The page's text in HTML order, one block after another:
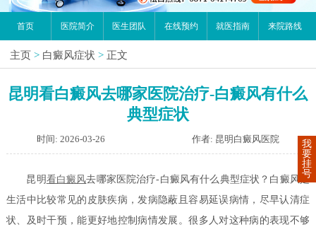
首页 医院简介 医生团队 在线预约 就医指南 来院路线
主页 > 白癜风症状 > 正文
昆明看白癜风去哪家医院治疗-白癜风有什么
典型症状
时间: 2026-03-26 作者: 昆明白癜风医院
昆明看白癜风去哪家医院治疗-白癜风有什么典型症状？白癜风是
生活中比较常见的皮肤疾病，发病隐蔽且容易延误病情，尽早认清症
状、及时干预，能更好地控制病情发展。很多人对这种病的表现不够
我
要
挂
号